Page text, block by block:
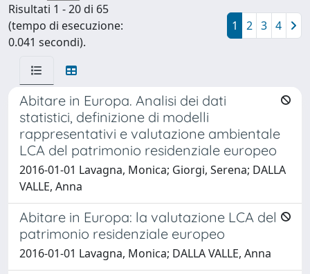
Risultati 1 - 20 di 65
(tempo di esecuzione:
0.041 secondi).
1 2 3 4
Abitare in Europa. Analisi dei dati
statistici, definizione di modelli
rappresentativi e valutazione ambientale
LCA del patrimonio residenziale europeo
2016-01-01 Lavagna, Monica; Giorgi, Serena; DALLA
VALLE, Anna
Abitare in Europa: la valutazione LCA del
patrimonio residenziale europeo
2016-01-01 Lavagna, Monica; DALLA VALLE, Anna